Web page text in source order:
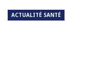
ACTUALITÉ SANTÉ